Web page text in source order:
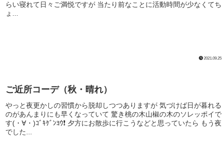
らい寝れて日々ご満悦ですが 当たり前なことに活動時間が少なくてち
ょ...
2021.09.25
ご近所コーデ（秋・晴れ）
やっと夜更かしの習慣から脱却しつつありますが 気づけば日が暮れる
のがあんまりにも早くなっていて 驚き桃の木山椒の木のソレッポイで
す(・∀・)ｺﾞｷｹﾞﾝﾖｳ❗️ 夕方にお散歩に行こうなどと思っていたら もう夜
でした...